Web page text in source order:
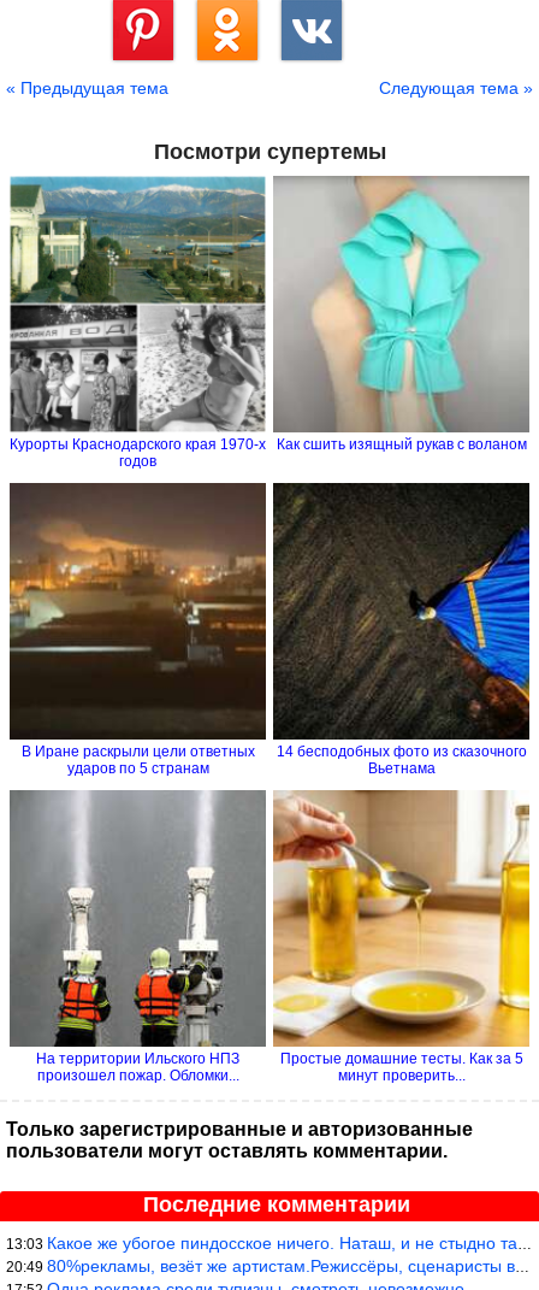
« Предыдущая тема Следующая тема »
Посмотри супертемы
Курорты Краснодарского края 1970-х
годов
Как сшить изящный рукав с воланом
В Иране раскрыли цели ответных
ударов по 5 странам
14 бесподобных фото из сказочного
Вьетнама
На территории Ильского НПЗ
произошел пожар. Обломки...
Простые домашние тесты. Как за 5
минут проверить...
Только зарегистрированные и авторизованные
пользователи могут оставлять комментарии.
Последние комментарии
13:03 Какое же убогое пиндосское ничего. Наташ, и не стыдно такую фигн
20:49 80%рекламы, везёт же артистам.Режиссёры, сценаристы вы где или к